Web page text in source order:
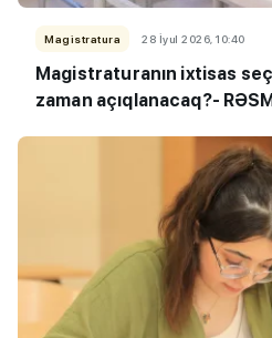
Magistratura 28 İyul 2026, 10:40
Magistraturanın ixtisas
zaman açıqlanacaq?-